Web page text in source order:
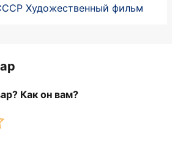
Художественный фильм
Как он вам?